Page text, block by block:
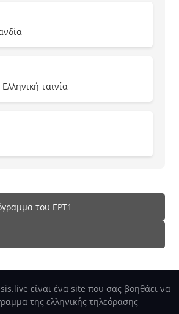
ταινία
του ΕΡΤ1
είναι ένα site που σας βοηθάει να
της ελληνικής τηλεόρασης